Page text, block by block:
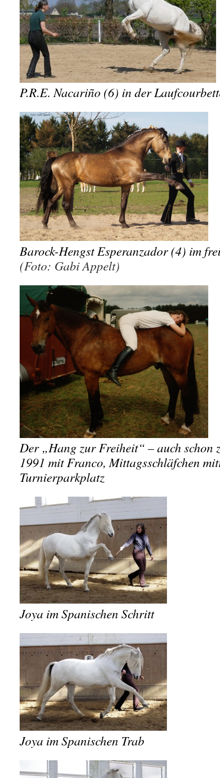
P.R.E. Nacariño (6) in der
Barock-Hengst Esperanzador (4) im
(Foto: Gabi Appelt)
Der „Hang zur Freiheit“ – auch schon
1991 mit Franco, Mittagsschläfchen
Turnierparkplatz
Joya im Spanischen Schritt
Joya im Spanischen Trab